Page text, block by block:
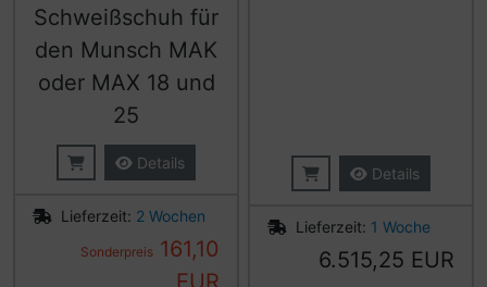
Schweißschuh für
den Munsch MAK
oder MAX 18 und
25
Details
Lieferzeit: 2 Wochen
Sonderpreis 161,10
Details
Lieferzeit: 1 Woche
6.515,25 EUR